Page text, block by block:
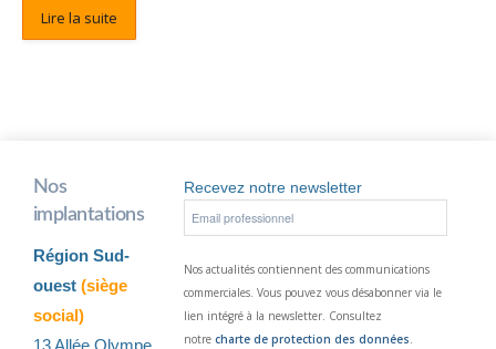
Lire la suite
Nos
implantations
Région Sud-
ouest (siège
social)
Recevez notre newsletter
Nos actualités contiennent des communications
commerciales. Vous pouvez vous désabonner via le
lien intégré à la newsletter. Consultez
notre charte de protection des données.